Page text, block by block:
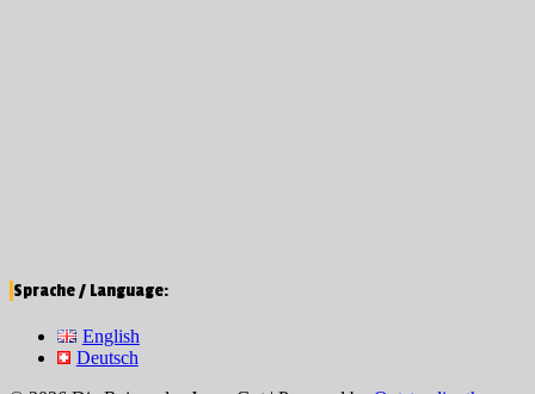
Sprache / Language:
English
Deutsch